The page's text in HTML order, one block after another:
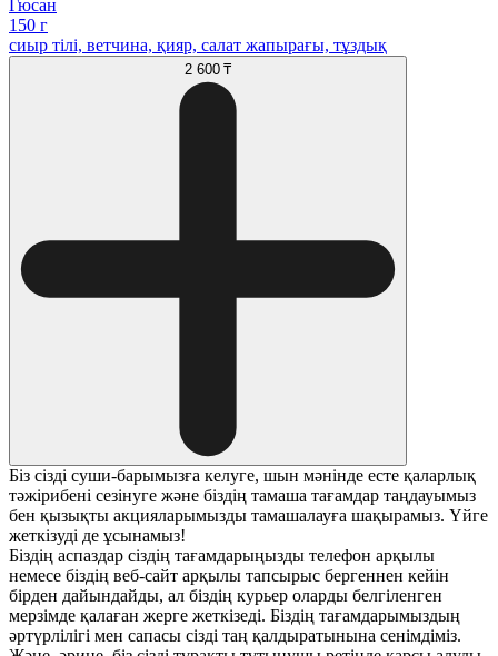
Гюсан
150 г
сиыр тілі, ветчина, қияр, салат жапырағы, тұздық
2 600 ₸
Біз сізді суши-барымызға келуге, шын мәнінде есте қаларлық
тәжірибені сезінуге және біздің тамаша тағамдар таңдауымыз
бен қызықты акцияларымызды тамашалауға шақырамыз. Үйге
жеткізуді де ұсынамыз!
Біздің аспаздар сіздің тағамдарыңызды телефон арқылы
немесе біздің веб-сайт арқылы тапсырыс бергеннен кейін
бірден дайындайды, ал біздің курьер оларды белгіленген
мерзімде қалаған жерге жеткізеді. Біздің тағамдарымыздың
әртүрлілігі мен сапасы сізді таң қалдыратынына сенімдіміз.